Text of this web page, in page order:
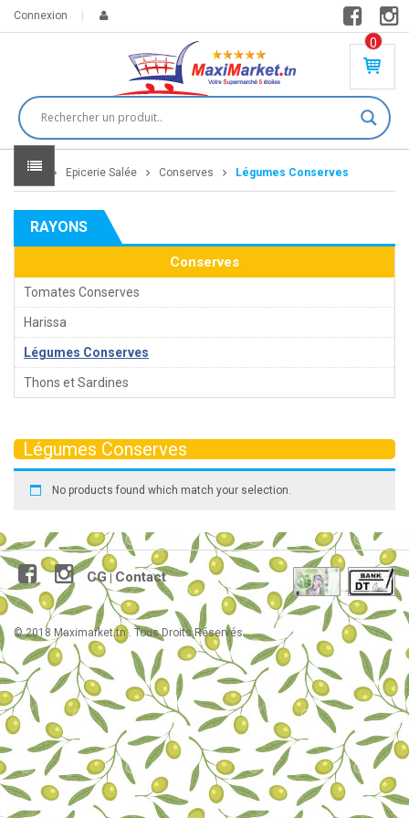
Connexion
0
PR
DU
IT(
S)
DT
Home Epicerie Salée Conserves Légumes Conserves
RAYONS
Conserves
Tomates Conserves
Harissa
Légumes Conserves
Thons et Sardines
Légumes Conserves
No products found which match your selection.
CG Contact
© 2018 Maximarket.tn . Tous Droits Réservés.